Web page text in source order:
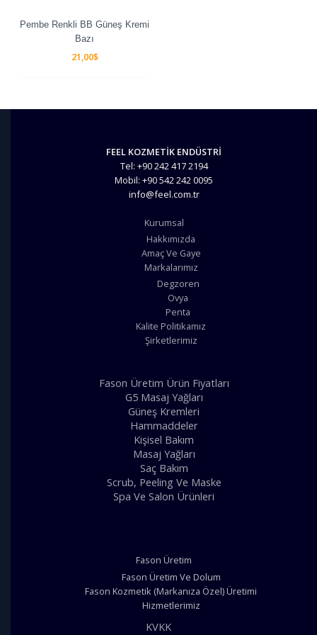
Pembe Renkli BB Güneş Kremi
Bazı
21,00$
FEEL KOZMETİK ENDÜSTRİ
Tel: +90 242 417 2194
Mobil: +90 542 242 0095
info@feel.com.tr
Kurumsal
Hakkımızda
Amaç Ve Gaye
Markalarımız
Degzoren
Ovya
Penta
Kalite Politikamız
Şirketlerimiz
Fason Üretim Ürün Fiyatları
G5 Masaj Yağları
Güneş Kremleri
Hammaddeler
Kişisel Bakım
Masaj Yağları
Saç Bakım
Scrub, Peeling Ve Maske
Spa Ve Salon Ürünleri
Fason Üretim
Fason Üretim Ve Dolum
Fason Kozmetik (Markanıza Özel) Üretimi
Hizmetlerimiz
KVKK